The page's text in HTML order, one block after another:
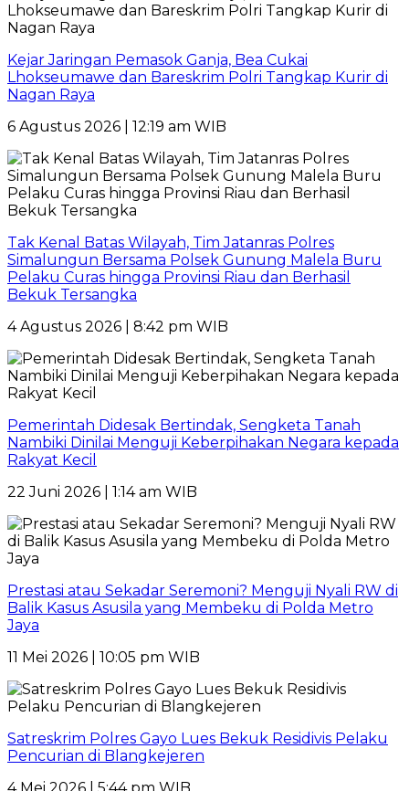
Kejar Jaringan Pemasok Ganja, Bea Cukai
Lhokseumawe dan Bareskrim Polri Tangkap Kurir di
Nagan Raya
6 Agustus 2026 | 12:19 am WIB
Tak Kenal Batas Wilayah, Tim Jatanras Polres
Simalungun Bersama Polsek Gunung Malela Buru
Pelaku Curas hingga Provinsi Riau dan Berhasil
Bekuk Tersangka
4 Agustus 2026 | 8:42 pm WIB
Pemerintah Didesak Bertindak, Sengketa Tanah
Nambiki Dinilai Menguji Keberpihakan Negara kepada
Rakyat Kecil
22 Juni 2026 | 1:14 am WIB
Prestasi atau Sekadar Seremoni? Menguji Nyali RW di
Balik Kasus Asusila yang Membeku di Polda Metro
Jaya
11 Mei 2026 | 10:05 pm WIB
Satreskrim Polres Gayo Lues Bekuk Residivis Pelaku
Pencurian di Blangkejeren
4 Mei 2026 | 5:44 pm WIB